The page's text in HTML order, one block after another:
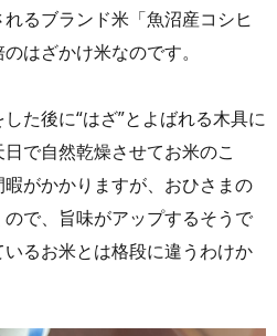
るブランド米「魚沼産コシヒ
はざかけ米なのです。
た後に“はざ”とよばれる木具に
で自然乾燥させてお米のこ
がかかりますが、おひさまの
で、旨味がアップするそうで
るお米とは格段に違うわけか